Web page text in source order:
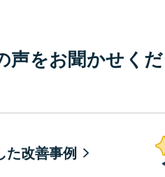
声をお聞かせく
た改善事例